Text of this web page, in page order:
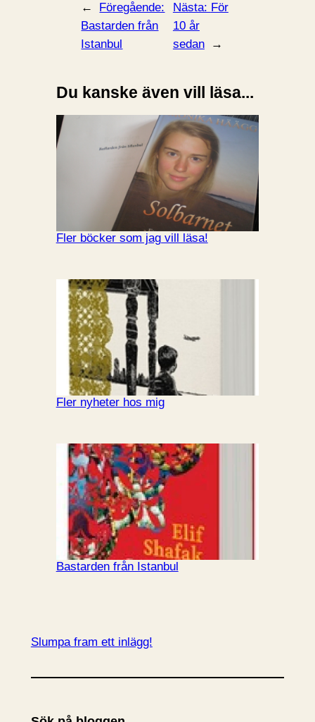
←
Föregående:
Bastarden från
Istanbul
Nästa: För
10 år
sedan
→
Du kanske även vill läsa...
Fler böcker som jag vill läsa!
Fler nyheter hos mig
Bastarden från Istanbul
Slumpa fram ett inlägg!